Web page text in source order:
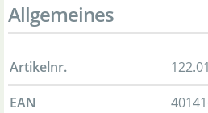
Allgemeines
Artikelnr.
EAN